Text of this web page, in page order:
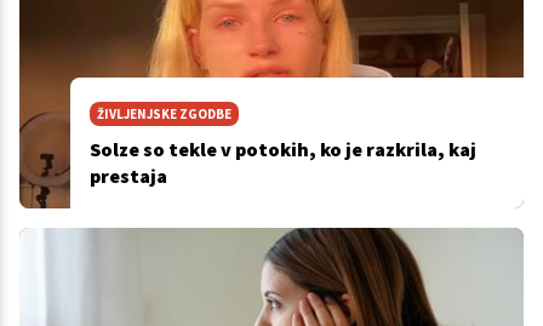
ŽIVLJENJSKE ZGODBE
Solze so tekle v potokih, ko je razkrila, kaj
prestaja